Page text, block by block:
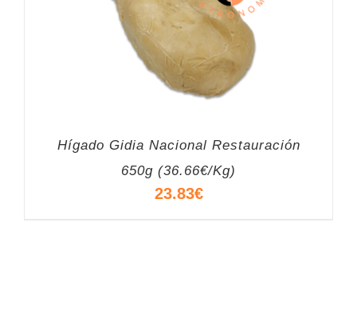
Hígado Gidia Nacional Restauración
650g (36.66€/Kg)
23.83€